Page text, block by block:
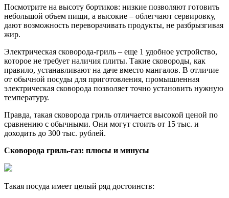
Посмотрите на высоту бортиков: низкие позволяют готовить
небольшой объем пищи, а высокие – облегчают сервировку,
дают возможность переворачивать продукты, не разбрызгивая
жир.
Электрическая сковорода-гриль – еще 1 удобное устройство,
которое не требует наличия плиты. Такие сковороды, как
правило, устанавливают на даче вместо мангалов. В отличие
от обычной посуды для приготовления, промышленная
электрическая сковорода позволяет точно установить нужную
температуру.
Правда, такая сковорода гриль отличается высокой ценой по
сравнению с обычными. Они могут стоить от 15 тыс. и
доходить до 300 тыс. рублей.
Сковорода гриль-газ: плюсы и минусы
Такая посуда имеет целый ряд достоинств: